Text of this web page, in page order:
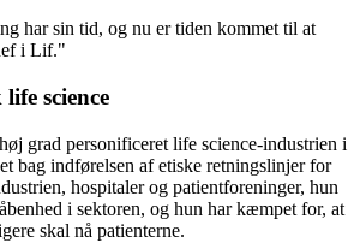
har sin tid, og nu er tiden kommet til at
i Lif."
science
grad personificeret life science-industrien i
bag indførelsen af etiske retningslinjer for
hospitaler og patientforeninger, hun
i sektoren, og hun har kæmpet for, at
skal nå patienterne.